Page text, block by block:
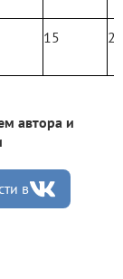
15 2
автора и
в